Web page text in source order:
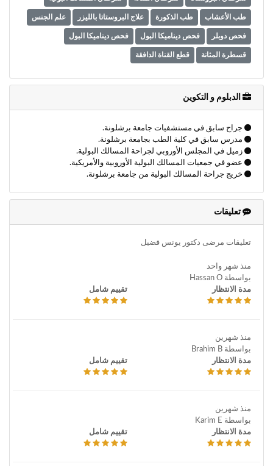
طب الأعشاب طب الذكورة علاج البروستاتا بالليزر علم الجنس
فحص دوبلر فحص ديناميكا البول فحص ديناميكا البول
قسطرة المثانة قطع القناة الدافقة
الدبلوم و التكوين
جراح سابق في مستشفيات جامعة برشلونة.
مدرس سابق في كلية الطب بجامعة برشلونة.
زميل في المجلس الأوروبي لجراحة المسالك البولية.
عضو في جمعيات المسالك البولية الأوروبية والأمريكية.
خريج جراحة المسالك البولية من جامعة برشلونة.
تعليقات
تعليقات مرضى دكتور يونس فضيل
منذ شهر واحد
بواسطة Hassan O
مدة الانتظار
تقييم شامل
منذ شهرين
بواسطة Brahim B
مدة الانتظار
تقييم شامل
منذ شهرين
بواسطة Karim E
مدة الانتظار
تقييم شامل